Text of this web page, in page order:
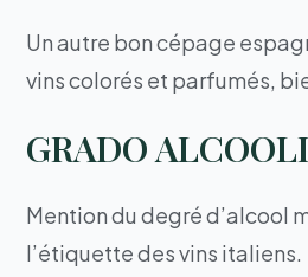
Un autre bon cépage
vins colorés et parfumés,
GRADO
Mention du degré d’alcool
l’étiquette des vins italiens.